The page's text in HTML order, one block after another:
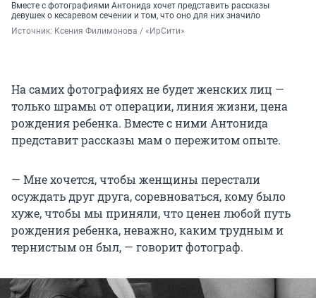
Вместе с фотографиями Антонида хочет представить рассказы
девушек о кесаревом сечении и том, что оно для них значило
Источник: Ксения Филимонова / «ИрСити»
На самих фотографиях не будет женских лиц —
только шрамы от операции, линия жизни, цена
рождения ребенка. Вместе с ними Антонида
представит рассказы мам о пережитом опыте.
— Мне хочется, чтобы женщины перестали
осуждать друг друга, соревноваться, кому было
хуже, чтобы мы приняли, что ценен любой путь
рождения ребенка, неважно, каким трудным и
тернистым он был, — говорит фотограф.